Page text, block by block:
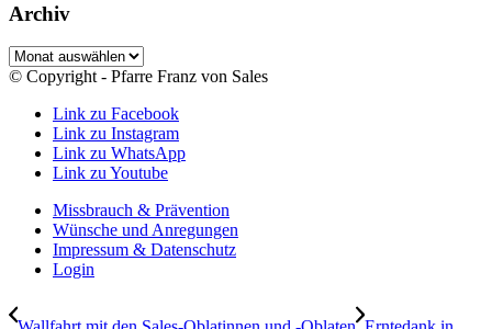
Archiv
Archiv
© Copyright - Pfarre Franz von Sales
Link zu Facebook
Link zu Instagram
Link zu WhatsApp
Link zu Youtube
Missbrauch & Prävention
Wünsche und Anregungen
Impressum & Datenschutz
Login